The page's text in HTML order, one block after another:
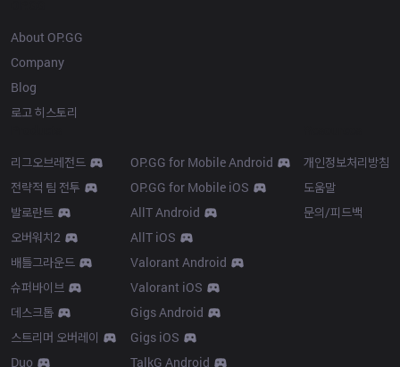
About OP.GG
Company
Blog
로고 히스토리
리그오브레전드
전략적 팀 전투
발로란트
오버워치2
배틀그라운드
슈퍼바이브
데스크톱
스트리머 오버레이
Duo
OP.GG for Mobile Android
OP.GG for Mobile iOS
AllT Android
AllT iOS
Valorant Android
Valorant iOS
Gigs Android
Gigs iOS
TalkG Android
개인정보처리방침
도움말
문의/피드백